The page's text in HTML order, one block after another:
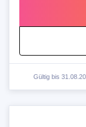
Gültig bis